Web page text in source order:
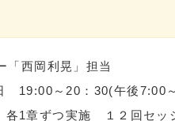
「西岡利晃」担当
19:00～20：30(午後7:00
各1章ずつ実施 １２回セッ